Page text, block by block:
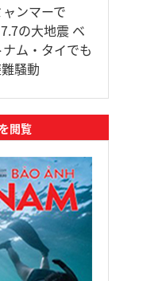
ャンマーで
の大地震 ベ
ナム・タイでも
騒動
閲覧